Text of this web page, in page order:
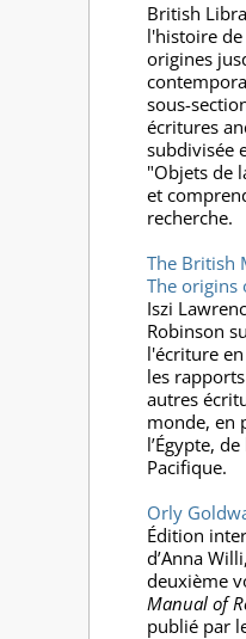
British
l'histoire
origines
sous-
écritures
subdivisée
"Objets de
et
recherche.
The British
The origins
Iszi
Robinson
l'écriture
les
autres
monde, en
l’Égypte,
Pacifique.
Orly
Édition
d’Anna Willi,
deuxième
Manual of
publié par